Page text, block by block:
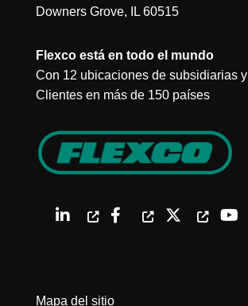
Downers Grove, IL 60515
Flexco está en todo el mundo
Con 12 ubicaciones de subsidiarias y
Clientes en más de 150 países
Mapa del sitio